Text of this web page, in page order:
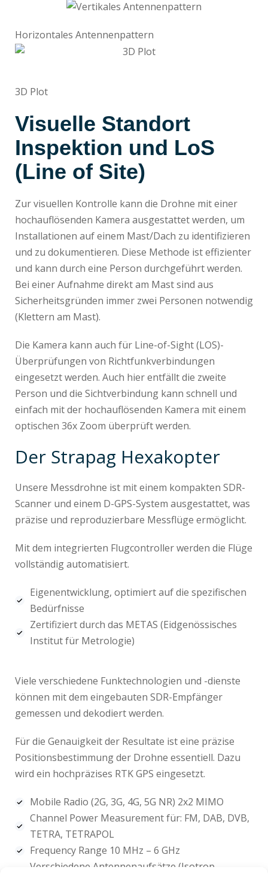
Horizontales Antennenpattern
3D Plot
Visuelle Standort
Inspektion und LoS
(Line of Site)
Zur visuellen Kontrolle kann die Drohne mit einer
hochauflösenden Kamera ausgestattet werden, um
Installationen auf einem Mast/Dach zu identifizieren
und zu dokumentieren. Diese Methode ist effizienter
und kann durch eine Person durchgeführt werden.
Bei einer Aufnahme direkt am Mast sind aus
Sicherheitsgründen immer zwei Personen notwendig
(Klettern am Mast).
Die Kamera kann auch für Line-of-Sight (LOS)-
Überprüfungen von Richtfunkverbindungen
eingesetzt werden. Auch hier entfällt die zweite
Person und die Sichtverbindung kann schnell und
einfach mit der hochauflösenden Kamera mit einem
optischen 36x Zoom überprüft werden.
Der Strapag Hexakopter
Unsere Messdrohne ist mit einem kompakten SDR-
Scanner und einem D-GPS-System ausgestattet, was
präzise und reproduzierbare Messflüge ermöglicht.
Mit dem integrierten Flugcontroller werden die Flüge
vollständig automatisiert.
Eigenentwicklung, optimiert auf die spezifischen
Bedürfnisse
Zertifiziert durch das METAS (Eidgenössisches
Institut für Metrologie)
Viele verschiedene Funktechnologien und -dienste
können mit dem eingebauten SDR-Empfänger
gemessen und dekodiert werden.
Für die Genauigkeit der Resultate ist eine präzise
Positionsbestimmung der Drohne essentiell. Dazu
wird ein hochpräzises RTK GPS eingesetzt.
Mobile Radio (2G, 3G, 4G, 5G NR) 2x2 MIMO
Channel Power Measurement für: FM, DAB, DVB,
TETRA, TETRAPOL
Frequency Range 10 MHz – 6 GHz
Verschiedene Antennenaufsätze (Isotrop,